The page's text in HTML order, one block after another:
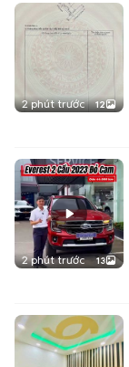
2 phút trước 12
2 phút trước 13